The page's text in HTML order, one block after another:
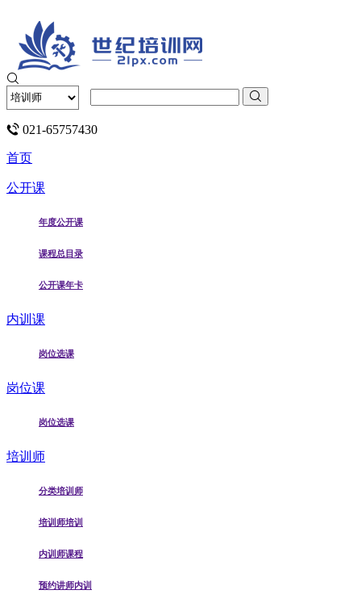
021-65757430
首页
公开课
年度公开课
课程总目录
公开课年卡
内训课
岗位选课
岗位课
岗位选课
培训师
分类培训师
培训师培训
内训师课程
预约讲师内训